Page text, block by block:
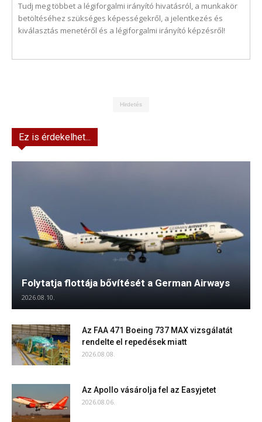
Tudj meg többet a légiforgalmi irányító hivatásról, a munkakör
betöltéséhez szükséges képességekről, a jelentkezés és
kiválasztás menetéről és a légiforgalmi irányító képzésről!
Hirdetés
Ez is érdekelhet...
Folytatja flottája bővítését a German Airways
2026.08.10.
Az FAA 471 Boeing 737 MAX vizsgálatát
rendelte el repedések miatt
2026.08.08.
Az Apollo vásárolja fel az Easyjetet
2026.08.06.